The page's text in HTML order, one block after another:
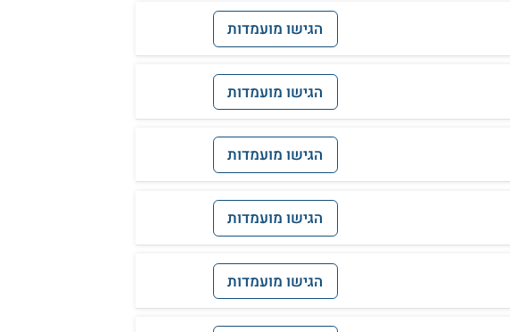
הגישו מועמדות
הגישו מועמדות
הגישו מועמדות
הגישו מועמדות
הגישו מועמדות